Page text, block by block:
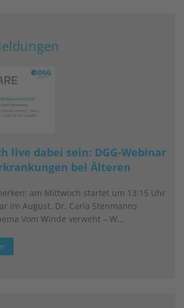
live dabei sein: DGG-Webinar
bei Älteren
am Mittwoch startet um 13:15 Uhr
im August. Dr. Carla Stenmanns
Vom Winde verweht – W…